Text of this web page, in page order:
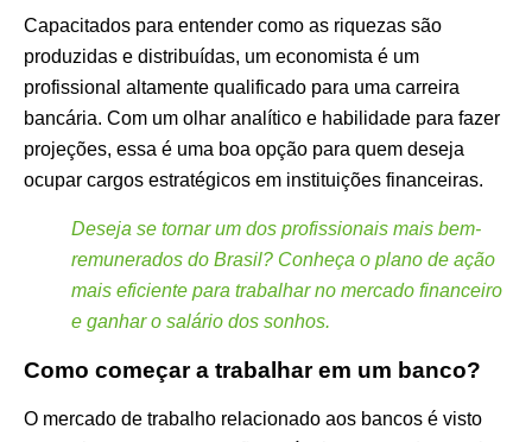
Capacitados para entender como as riquezas são
produzidas e distribuídas, um economista é um
profissional altamente qualificado para uma carreira
bancária. Com um olhar analítico e habilidade para fazer
projeções, essa é uma boa opção para quem deseja
ocupar cargos estratégicos em instituições financeiras.
Deseja se tornar um dos profissionais mais bem-
remunerados do Brasil? Conheça o plano de ação
mais eficiente para trabalhar no mercado financeiro
e ganhar o salário dos sonhos.
Como começar a trabalhar em um banco?
O mercado de trabalho relacionado aos bancos é visto